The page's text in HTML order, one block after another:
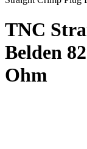
TNC
Belden
Ohm